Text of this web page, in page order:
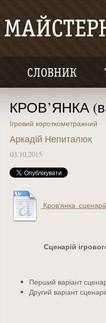
СЛОВНИК
КРОВ’ЯНКА
Ігровий короткометражний
Аркадій Непиталюк
03.10.2015
Сценарій
Перший варіант
Другий варіант